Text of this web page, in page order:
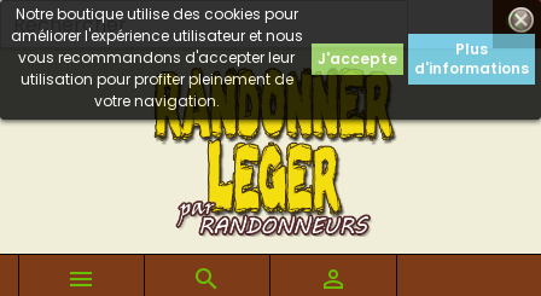

Notre boutique utilise des cookies pour
améliorer l'expérience utilisateur et nous
vous recommandons d'accepter leur
utilisation pour profiter pleinement de
votre navigation.
J'accepte
Plus
d'informations
  